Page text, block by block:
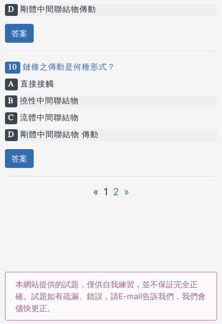
D 剛體中間聯結物傳動
答案
10 鏈條之傳動是何種形式？
A 直接接觸
B 撓性中間聯結物
C 流體中間聯結物
D 剛體中間聯結物 傳動
答案
« 1 2 »
本網站提供的試題，僅供自我練習，並不保証完全正
確。試題如有疏漏、錯誤，請E-mail告訴我們，我們會
儘快更正。